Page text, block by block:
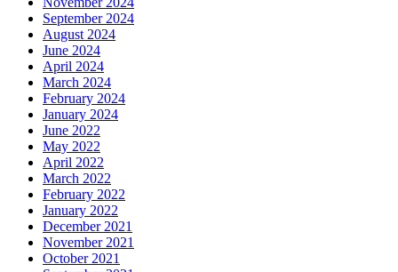
September 2024
August 2024
June 2024
April 2024
March 2024
February 2024
January 2024
June 2022
May 2022
April 2022
March 2022
February 2022
January 2022
December 2021
November 2021
October 2021